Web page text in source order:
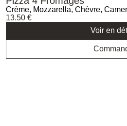
Crème, Mozzarella, Chèvre,
13.50 €
Voir en